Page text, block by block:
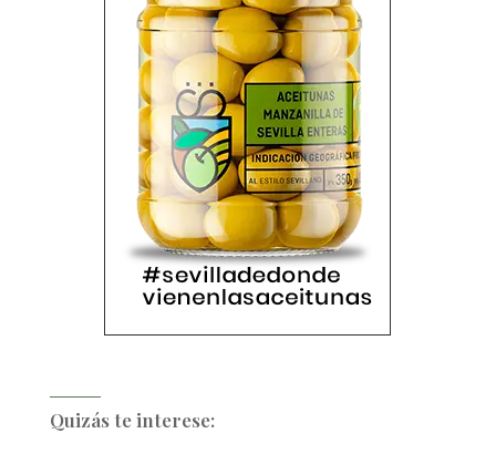
Quizás te interese: